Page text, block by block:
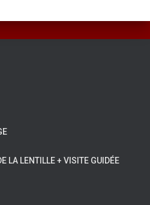
LA LENTILLE + VISITE GUIDÉE